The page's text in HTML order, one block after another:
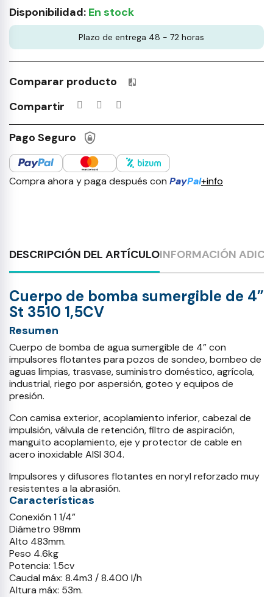
Disponibilidad: En stock
Plazo de entrega 48 - 72 horas
Comparar producto Productos incluidos en tu lista
Compartir
Pago Seguro
Compra ahora y paga después con PayPal+info
DESCRIPCIÓN DEL ARTÍCULOINFORMACIÓN
Cuerpo de bomba sumergible de 4”
St 3510 1,5CV
Resumen
Cuerpo de bomba de agua sumergible de 4” con
impulsores flotantes para pozos de sondeo, bombeo de
aguas limpias, trasvase, suministro doméstico, agrícola,
industrial, riego por aspersión, goteo y equipos de
presión.
Con camisa exterior, acoplamiento inferior, cabezal de
impulsión, válvula de retención, filtro de aspiración,
manguito acoplamiento, eje y protector de cable en
acero inoxidable AISI 304.
Impulsores y difusores flotantes en noryl reforzado muy
resistentes a la abrasión.
Características
Conexión 1 1/4”
Diámetro 98mm
Alto 483mm.
Peso 4.6kg
Potencia: 1.5cv
Caudal máx: 8.4m3 / 8.400 l/h
Altura máx: 53m.